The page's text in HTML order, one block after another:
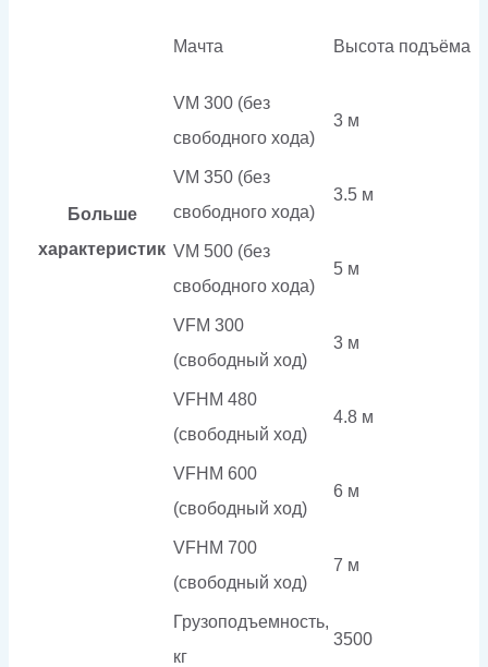
Больше
характеристик
Мачта Высота подъёма
VM 300 (без
свободного хода)
3 м
VM 350 (без
свободного хода)
3.5 м
VM 500 (без
свободного хода)
5 м
VFM 300
(свободный ход)
3 м
VFHM 480
(свободный ход)
4.8 м
VFHM 600
(свободный ход)
6 м
VFHM 700
(свободный ход)
7 м
Грузоподъемность,
кг
3500